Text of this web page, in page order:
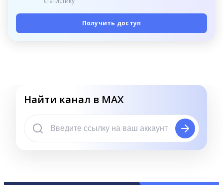
Получить доступ
Найти канал в MAX